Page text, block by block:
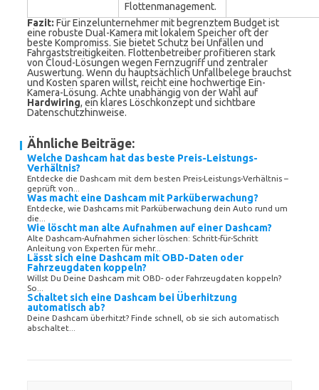
Flottenmanagement.
Fazit: Für Einzelunternehmer mit begrenztem Budget ist
eine robuste Dual-Kamera mit lokalem Speicher oft der
beste Kompromiss. Sie bietet Schutz bei Unfällen und
Fahrgaststreitigkeiten. Flottenbetreiber profitieren stark
von Cloud-Lösungen wegen Fernzugriff und zentraler
Auswertung. Wenn du hauptsächlich Unfallbelege brauchst
und Kosten sparen willst, reicht eine hochwertige Ein-
Kamera-Lösung. Achte unabhängig von der Wahl auf
Hardwiring, ein klares Löschkonzept und sichtbare
Datenschutzhinweise.
Ähnliche Beiträge:
Welche Dashcam hat das beste Preis-Leistungs-
Verhältnis?
Entdecke die Dashcam mit dem besten Preis-Leistungs-Verhältnis –
geprüft von...
Was macht eine Dashcam mit Parküberwachung?
Entdecke, wie Dashcams mit Parküberwachung dein Auto rund um
die...
Wie löscht man alte Aufnahmen auf einer Dashcam?
Alte Dashcam-Aufnahmen sicher löschen: Schritt-für-Schritt
Anleitung von Experten für mehr...
Lässt sich eine Dashcam mit OBD-Daten oder
Fahrzeugdaten koppeln?
Willst Du Deine Dashcam mit OBD- oder Fahrzeugdaten koppeln?
So...
Schaltet sich eine Dashcam bei Überhitzung
automatisch ab?
Deine Dashcam überhitzt? Finde schnell, ob sie sich automatisch
abschaltet...